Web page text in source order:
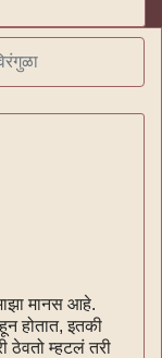
मानस आहे.
होतात, इतकी
ठेवतो म्हटलं तरी